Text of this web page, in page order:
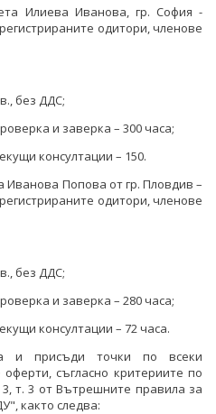
Илиева Иванова, гр. София -
одитори, членове
без ДДС;
и заверка – 300 часа;
консултации – 150.
Иванова Попова от гр. Пловдив –
одитори, членове
без ДДС;
и заверка – 280 часа;
консултации – 72 часа.
и присъди точки по всеки
съгласно критериите по
т. 3 от Вътрешните правила за
както следва: